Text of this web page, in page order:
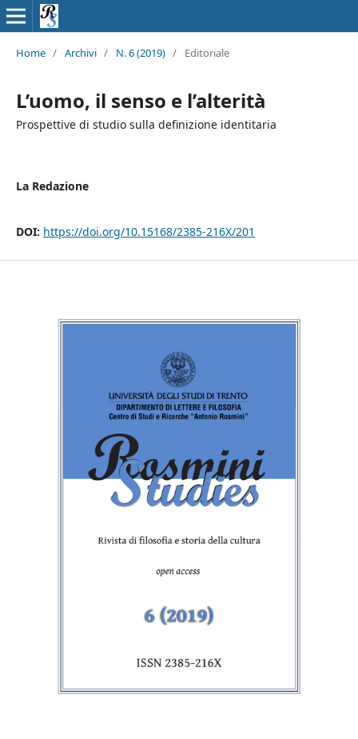
Home / Archivi / N. 6 (2019) / Editoriale
L’uomo, il senso e l’alterità
Prospettive di studio sulla definizione identitaria
La Redazione
DOI: https://doi.org/10.15168/2385-216X/201